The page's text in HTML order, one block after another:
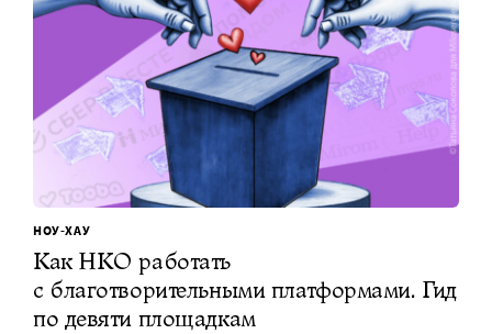
НОУ-ХАУ
Как НКО работать
с благотворительными платформами. Гид
по девяти площадкам